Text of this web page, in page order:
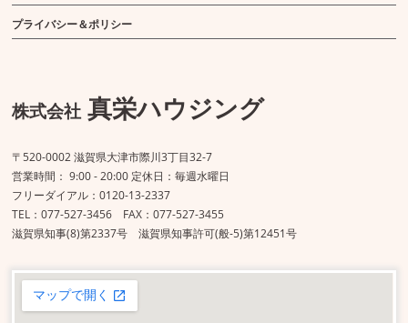
プライバシー＆ポリシー
株式会社 真栄ハウジング
〒520-0002 滋賀県大津市際川3丁目32-7
営業時間： 9:00 - 20:00 定休日：毎週水曜日
フリーダイアル：0120-13-2337
TEL：077-527-3456 FAX：077-527-3455
滋賀県知事(8)第2337号 滋賀県知事許可(般-5)第12451号